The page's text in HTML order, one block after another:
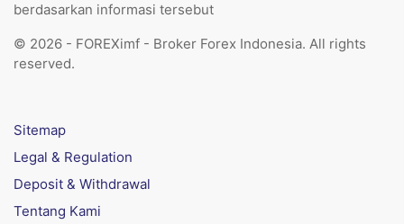
berdasarkan informasi tersebut
© 2026 - FOREXimf - Broker Forex Indonesia. All rights
reserved.
Sitemap
Legal & Regulation
Deposit & Withdrawal
Tentang Kami